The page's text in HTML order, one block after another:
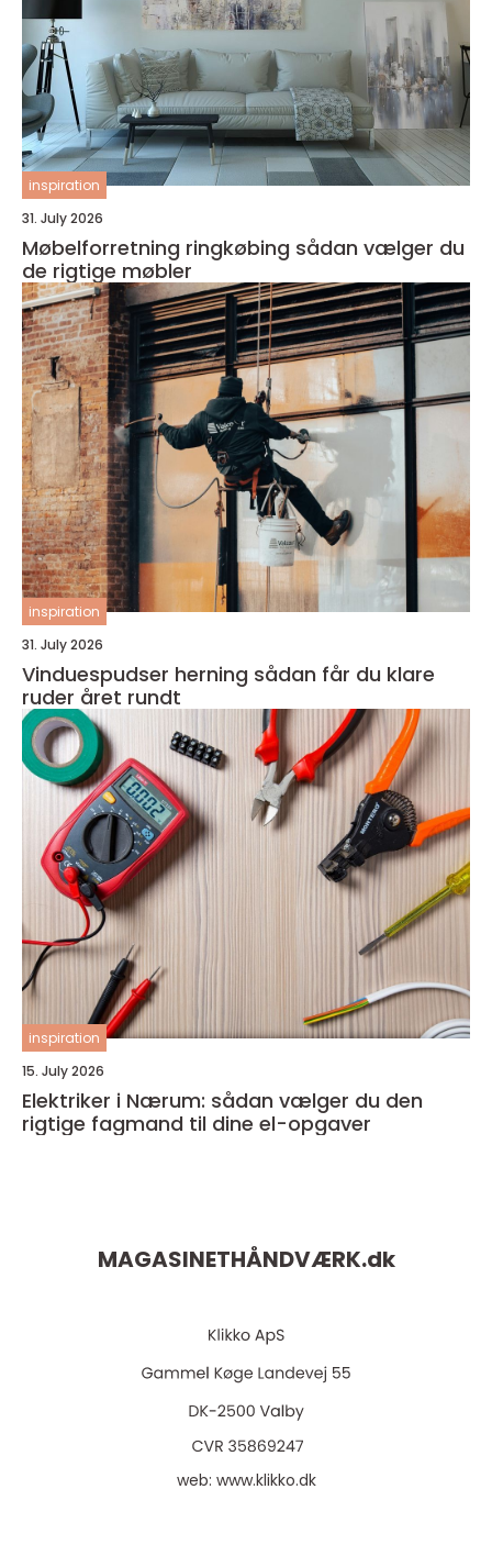
inspiration
31. July 2026
Møbelforretning ringkøbing sådan vælger du
de rigtige møbler
inspiration
31. July 2026
Vinduespudser herning sådan får du klare
ruder året rundt
inspiration
15. July 2026
Elektriker i Nærum: sådan vælger du den
rigtige fagmand til dine el-opgaver
MAGASINETHÅNDVÆRK.dk
web: www.klikko.dk